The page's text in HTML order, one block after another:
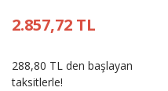
2.857,72 TL
288,80 TL den başlayan
taksitlerle!